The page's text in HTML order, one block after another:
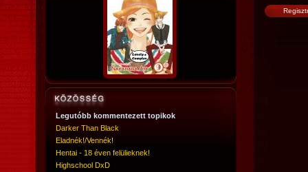
Legutóbb kommentezett topikok
Darker Than Black
Eladnék!/Vennék!
Hentai - 18 éven felülieknek!
Highschool DxD